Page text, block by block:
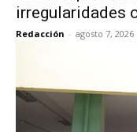
irregularidades
Redacción - agosto 7, 2026